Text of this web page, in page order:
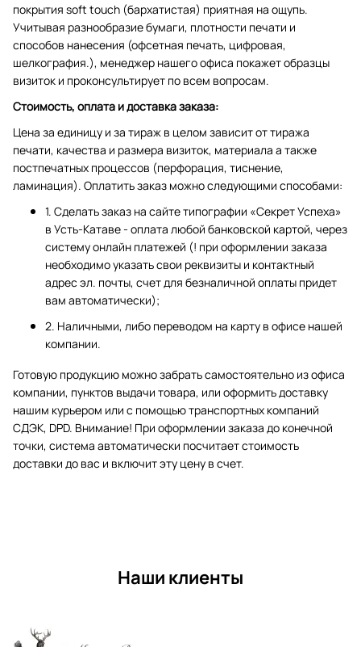
покрытия soft touch (бархатистая) приятная на ощупь.
Учитывая разнообразие бумаги, плотности печати и
способов нанесения (офсетная печать, цифровая,
шелкография.), менеджер нашего офиса покажет образцы
визиток и проконсультирует по всем вопросам.
Стоимость, оплата и доставка заказа:
Цена за единицу и за тираж в целом зависит от тиража
печати, качества и размера визиток, материала а также
постпечатных процессов (перфорация, тиснение,
ламинация). Оплатить заказ можно следующими способами:
1. Сделать заказ на сайте типографии «Секрет Успеха»
в Усть-Катаве - оплата любой банковской картой, через
систему онлайн платежей (! при оформлении заказа
необходимо указать свои реквизиты и контактный
адрес эл. почты, счет для безналичной оплаты придет
вам автоматически);
2. Наличными, либо переводом на карту в офисе нашей
компании.
Готовую продукцию можно забрать самостоятельно из офиса
компании, пунктов выдачи товара, или оформить доставку
нашим курьером или с помощью транспортных компаний
СДЭК, DPD. Внимание! При оформлении заказа до конечной
точки, система автоматически посчитает стоимость
доставки до вас и включит эту цену в счет.
Наши клиенты